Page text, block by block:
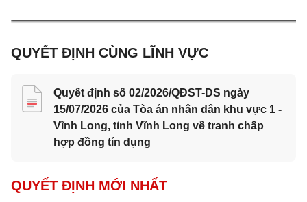
QUYẾT ĐỊNH CÙNG LĨNH VỰC
Quyết định số 02/2026/QĐST-DS ngày
15/07/2026 của Tòa án nhân dân khu vực 1 -
Vĩnh Long, tỉnh Vĩnh Long về tranh chấp
hợp đồng tín dụng
QUYẾT ĐỊNH MỚI NHẤT